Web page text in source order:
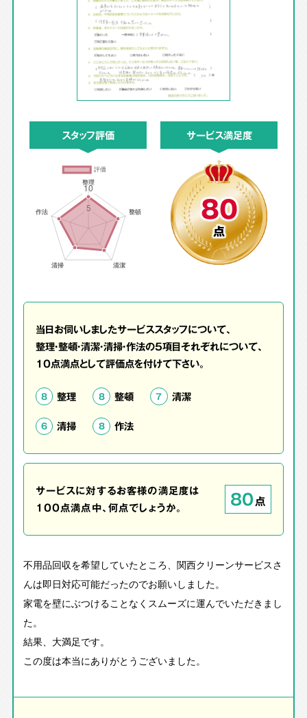
スタッフ評価 サービス満足度
80
点
当日お伺いしましたサービススタッフについて、
整理・整頓・清潔・清掃・作法の5項目それぞれについて、
10点満点として評価点を付けて下さい。
8 整理 8 整頓 7 清潔
6 清掃 8 作法
サービスに対するお客様の満足度は
100点満点中、何点でしょうか。
80点
不用品回収を希望していたところ、関西クリーンサービスさ
んは即日対応可能だったのでお願いしました。
家電を壁にぶつけることなくスムーズに運んでいただきまし
た。
結果、大満足です。
この度は本当にありがとうございました。